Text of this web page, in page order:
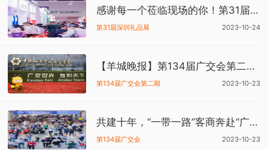
感谢每一个莅临现场的你！第31届深圳礼品展暨1688源头厂货商人节圆满闭幕！
第31届深圳礼品展 2023-10-24
【羊城晚报】第134届广交会第二期23日开展，“广东制造”再次惊艳亮相
第134届广交会第二期 2023-10-23
共建十年，“一带一路”客商奔赴“广交之约”
第134届广交会 2023-10-23